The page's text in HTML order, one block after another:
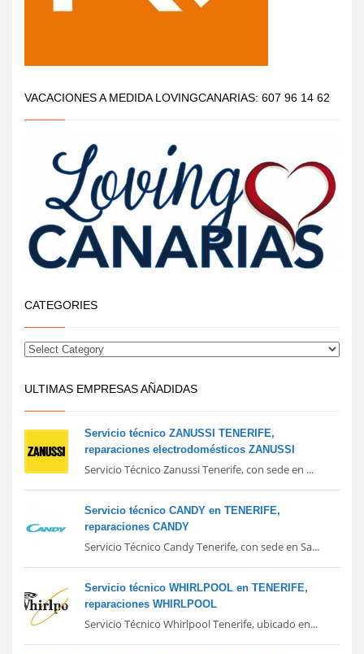
VACACIONES A MEDIDA LOVINGCANARIAS: 607 96 14 62
CATEGORIES
ULTIMAS EMPRESAS AÑADIDAS
Servicio técnico ZANUSSI TENERIFE,
reparaciones electrodomésticos ZANUSSI
Servicio Técnico Zanussi Tenerife, con sede en ...
Servicio técnico CANDY en TENERIFE,
reparaciones CANDY
Servicio Técnico Candy Tenerife, con sede en Sa...
Servicio técnico WHIRLPOOL en TENERIFE,
reparaciones WHIRLPOOL
Servicio Técnico Whirlpool Tenerife, ubicado en...